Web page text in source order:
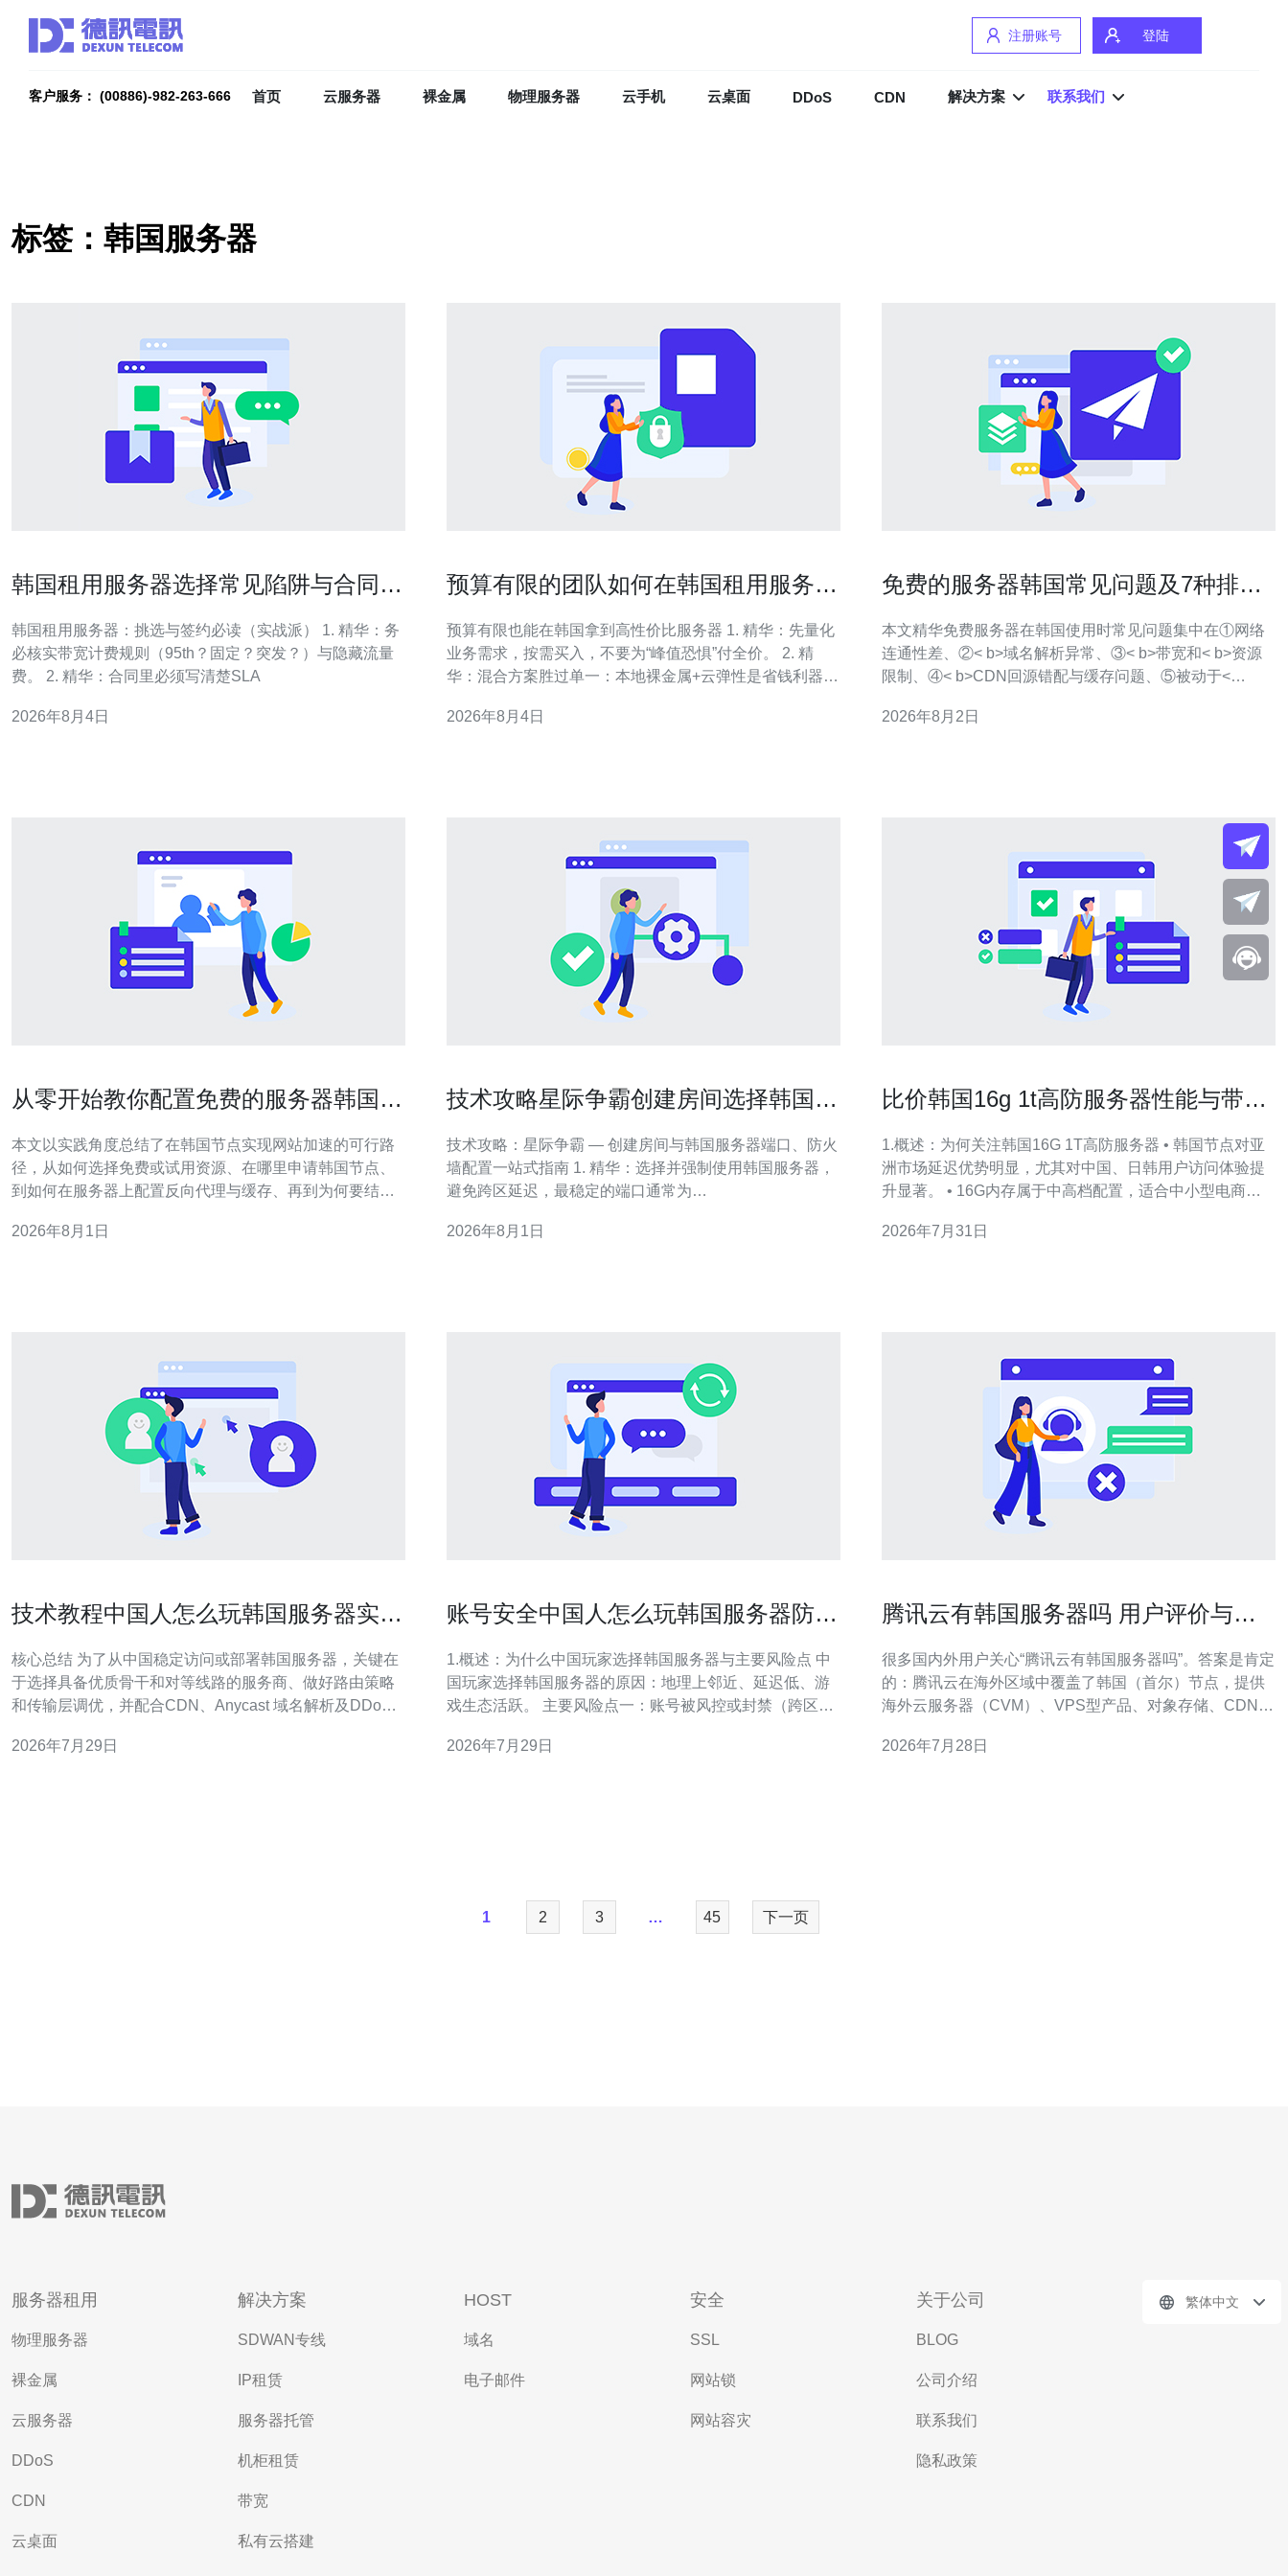
注册账号 登陆
客户服务： (00886)-982-263-666 首页 云服务器 裸金属 物理服务器 云手机 云桌面 DDoS CDN 解决方案 联系我们
标签：韩国服务器
韩国租用服务器选择常见陷阱与合同签
韩国租用服务器：挑选与签约必读（实战派） 1. 精华：务
必核实带宽计费规则（95th？固定？突发？）与隐藏流量
费。 2. 精华：合同里必须写清楚SLA
2026年8月4日
预算有限的团队如何在韩国租用服务器
预算有限也能在韩国拿到高性价比服务器 1. 精华：先量化
业务需求，按需买入，不要为“峰值恐惧”付全价。 2. 精
华：混合方案胜过单一：本地裸金属+云弹性是省钱利器。
对于任何预算紧张的团队，选择韩国服务器并不是单看租
2026年8月4日
免费的服务器韩国常见问题及7种排障
本文精华免费服务器在韩国使用时常见问题集中在①网络
连通性差、②< b>域名解析异常、③< b>带宽和< b>资源
限制、④< b>CDN回源错配与缓存问题、⑤被动于<
连通性检查、资源与进程监控、DNS与解析链路排查、端
2026年8月2日
从零开始教你配置免费的服务器韩国实
本文以实践角度总结了在韩国节点实现网站加速的可行路
径，从如何选择免费或试用资源、在哪里申请韩国节点、
到如何在服务器上配置反向代理与缓存、再到为何要结合
韩区的访问体验提升到实用水平。 哪个免费或低成本的服
2026年8月1日
技术攻略星际争霸创建房间选择韩国服
技术攻略：星际争霸 — 创建房间与韩国服务器端口、防火
墙配置一站式指南 1. 精华：选择并强制使用韩国服务器，
避免跨区延迟，最稳定的端口通常为
置：在Windows 防火墙放行程序与端口，同时在路由器做
2026年8月1日
比价韩国16g 1t高防服务器性能与带宽
1.概述：为何关注韩国16G 1T高防服务器 • 韩国节点对亚
洲市场延迟优势明显，尤其对中国、日韩用户访问体验提
升显著。 • 16G内存属于中高档配置，适合中小型电商、
能力或峰值防护可达1Tbps，适用于大流量DDoS防护需
2026年7月31日
技术教程中国人怎么玩韩国服务器实现
核心总结 为了从中国稳定访问或部署韩国服务器，关键在
于选择具备优质骨干和对等线路的服务商、做好路由策略
和传输层调优，并配合CDN、Anycast 域名解析及DDoS
球vps/主机托管与专业网络技术支持，能显著降低丢包与
2026年7月29日
账号安全中国人怎么玩韩国服务器防止
1.概述：为什么中国玩家选择韩国服务器与主要风险点 中
国玩家选择韩国服务器的原因：地理上邻近、延迟低、游
戏生态活跃。 主要风险点一：账号被风控或封禁（跨区登
误判或断线。 主要风险点三：DDoS或针对性攻击导致服
2026年7月29日
腾讯云有韩国服务器吗 用户评价与售
很多国内外用户关心“腾讯云有韩国服务器吗”。答案是肯定
的：腾讯云在海外区域中覆盖了韩国（首尔）节点，提供
海外云服务器（CVM）、VPS型产品、对象存储、CDN加
务的用户。 关于性能与延迟，来自企业和个人用户的评价
2026年7月28日
1 2 3 … 45 下一页
服务器租用
物理服务器
裸金属
云服务器
DDoS
CDN
云桌面
解决方案
SDWAN专线
IP租赁
服务器托管
机柜租赁
带宽
私有云搭建
HOST
域名
电子邮件
安全
SSL
网站锁
网站容灾
关于公司
BLOG
公司介绍
联系我们
隐私政策
繁体中文